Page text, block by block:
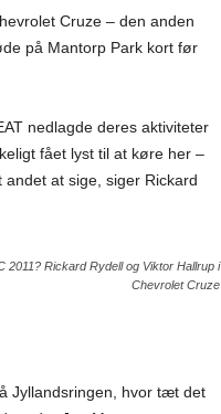
Cruze – den anden
på Mantorp Park kort før
nedlagde deres aktiviteter
fået lyst til at køre her –
at sige, siger Rickard
2011? Rickard Rydell og Viktor Hallrup i
Chevrolet Cruze
Jyllandsringen, hvor tæt det